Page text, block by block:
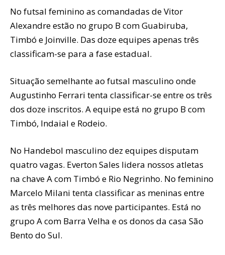
No futsal feminino as comandadas de Vitor
Alexandre estão no grupo B com Guabiruba,
Timbó e Joinville. Das doze equipes apenas três
classificam-se para a fase estadual.
Situação semelhante ao futsal masculino onde
Augustinho Ferrari tenta classificar-se entre os três
dos doze inscritos. A equipe está no grupo B com
Timbó, Indaial e Rodeio.
No Handebol masculino dez equipes disputam
quatro vagas. Everton Sales lidera nossos atletas
na chave A com Timbó e Rio Negrinho. No feminino
Marcelo Milani tenta classificar as meninas entre
as três melhores das nove participantes. Está no
grupo A com Barra Velha e os donos da casa São
Bento do Sul.